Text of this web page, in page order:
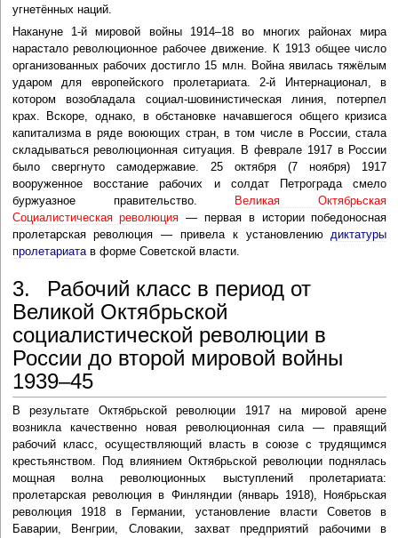
угнетённых наций.
Накануне 1-й мировой войны 1914–18 во многих районах мира
нарастало революционное рабочее движение. К 1913 общее число
организованных рабочих достигло 15 млн. Война явилась тяжёлым
ударом для европейского пролетариата. 2-й Интернационал, в
котором возобладала социал-шовинистическая линия, потерпел
крах. Вскоре, однако, в обстановке начавшегося общего кризиса
капитализма в ряде воюющих стран, в том числе в России, стала
складываться революционная ситуация. В феврале 1917 в России
было свергнуто самодержавие. 25 октября (7 ноября) 1917
вооруженное восстание рабочих и солдат Петрограда смело
буржуазное правительство.
Великая Октябрьская
Социалистическая революция — первая в истории победоносная
пролетарская революция — привела к установлениюдиктатуры
пролетариатав форме Советской власти.
3. Рабочий класс в период от
Великой Октябрьской
социалистической революции в
России до второй мировой войны
1939–45
В результате Октябрьской революции 1917 на мировой арене
возникла качественно новая революционная сила — правящий
рабочий класс, осуществляющий власть в союзе с трудящимся
крестьянством. Под влиянием Октябрьской революции поднялась
мощная волна революционных выступлений пролетариата:
пролетарская революция в Финляндии (январь 1918), Ноябрьская
революция 1918 в Германии, установление власти Советов в
Баварии, Венгрии, Словакии, захват предприятий рабочими в